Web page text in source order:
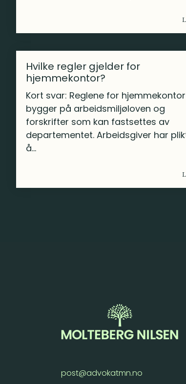
Hvilke regler gjelder for
hjemmekontor?
Kort svar: Reglene for hjemmekontor
bygger på arbeidsmiljøloven og
forskrifter som kan fastsettes av
departementet. Arbeidsgiver har
å...
post@advokatmn.no